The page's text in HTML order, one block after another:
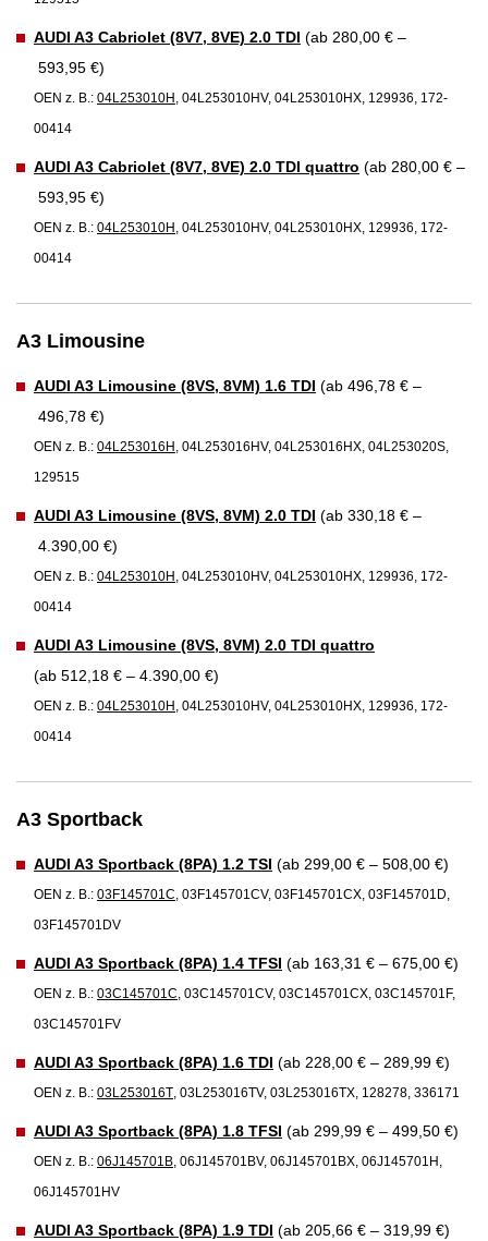
AUDI A3 Cabriolet (8V7, 8VE) 2.0 TDI (ab 280,00 € –
593,95 €)
OEN z. B.: 04L253010H , 04L253010HV, 04L253010HX, 129936, 172-
00414
AUDI A3 Cabriolet (8V7, 8VE) 2.0 TDI quattro (ab 280,00 € –
593,95 €)
OEN z. B.: 04L253010H , 04L253010HV, 04L253010HX, 129936, 172-
00414
A3 Limousine
AUDI A3 Limousine (8VS, 8VM) 1.6 TDI (ab 496,78 € –
496,78 €)
OEN z. B.: 04L253016H , 04L253016HV, 04L253016HX, 04L253020S,
129515
AUDI A3 Limousine (8VS, 8VM) 2.0 TDI (ab 330,18 € –
4.390,00 €)
OEN z. B.: 04L253010H , 04L253010HV, 04L253010HX, 129936, 172-
00414
AUDI A3 Limousine (8VS, 8VM) 2.0 TDI quattro
(ab 512,18 € – 4.390,00 €)
OEN z. B.: 04L253010H , 04L253010HV, 04L253010HX, 129936, 172-
00414
A3 Sportback
AUDI A3 Sportback (8PA) 1.2 TSI (ab 299,00 € – 508,00 €)
OEN z. B.: 03F145701C, 03F145701CV, 03F145701CX, 03F145701D,
03F145701DV
AUDI A3 Sportback (8PA) 1.4 TFSI (ab 163,31 € – 675,00 €)
OEN z. B.: 03C145701C, 03C145701CV, 03C145701CX, 03C145701F,
03C145701FV
AUDI A3 Sportback (8PA) 1.6 TDI (ab 228,00 € – 289,99 €)
OEN z. B.: 03L253016T, 03L253016TV, 03L253016TX, 128278, 336171
AUDI A3 Sportback (8PA) 1.8 TFSI (ab 299,99 € – 499,50 €)
OEN z. B.: 06J145701B, 06J145701BV, 06J145701BX, 06J145701H,
06J145701HV
AUDI A3 Sportback (8PA) 1.9 TDI (ab 205,66 € – 319,99 €)